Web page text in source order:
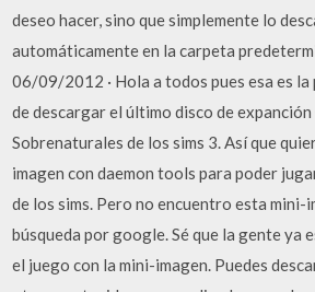
deseo hacer, sino que simplemente lo
automáticamente en la carpeta
06/09/2012 · Hola a todos pues esa es
de descargar el último disco de
Sobrenaturales de los sims 3. Así que
imagen con daemon tools para poder
de los sims. Pero no encuentro esta mini-
búsqueda por google. Sé que la gente ya
el juego con la mini-imagen. Puedes